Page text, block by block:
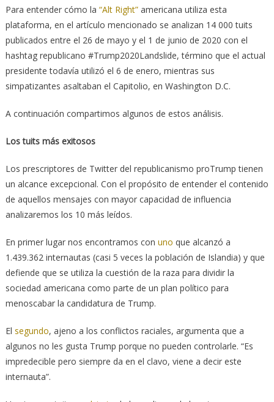
Para entender cómo la “Alt Right”americana utiliza esta
plataforma, en el artículo mencionado se analizan 14 000 tuits
publicados entre el 26 de mayo y el 1 de junio de 2020 con el
hashtag republicano #Trump2020Landslide, término que el actual
presidente todavía utilizó el 6 de enero, mientras sus
simpatizantes asaltaban el Capitolio, en Washington D.C.
A continuación compartimos algunos de estos análisis.
Los tuits más exitosos
Los prescriptores de Twitter del republicanismo proTrump tienen
un alcance excepcional. Con el propósito de entender el contenido
de aquellos mensajes con mayor capacidad de influencia
analizaremos los 10 más leídos.
En primer lugar nos encontramos con uno que alcanzó a
1.439.362 internautas (casi 5 veces la población de Islandia) y que
defiende que se utiliza la cuestión de la raza para dividir la
sociedad americana como parte de un plan político para
menoscabar la candidatura de Trump.
El segundo, ajeno a los conflictos raciales, argumenta que a
algunos no les gusta Trump porque no pueden controlarle. “Es
impredecible pero siempre da en el clavo, viene a decir este
internauta”.